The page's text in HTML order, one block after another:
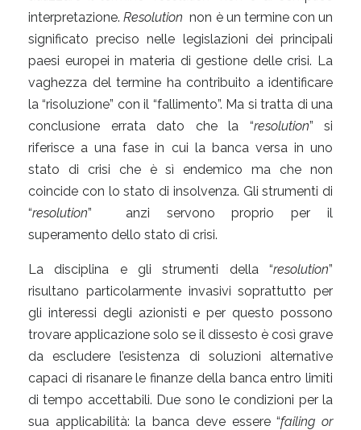
interpretazione.Resolution non è un termine con un
significato preciso nelle legislazioni dei principali
paesi europei in materia di gestione delle crisi. La
vaghezza del termine ha contribuito a identificare
la “risoluzione” con il “fallimento”. Ma si tratta di una
conclusione errata dato che la “resolution” si
riferisce a una fase in cui la banca versa in uno
stato di crisi che è sì endemico ma che non
coincide con lo stato di insolvenza. Gli strumenti di
“resolution” anzi servono proprio per il
superamento dello stato di crisi.
La disciplina e gli strumenti della “resolution”
risultano particolarmente invasivi soprattutto per
gli interessi degli azionisti e per questo possono
trovare applicazione solo se il dissesto è così grave
da escludere l’esistenza di soluzioni alternative
capaci di risanare le finanze della banca entro limiti
di tempo accettabili. Due sono le condizioni per la
sua applicabilità: la banca deve essere “failing or